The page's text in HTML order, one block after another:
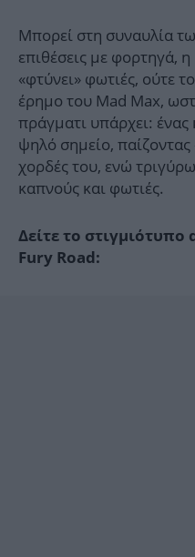
Μπορεί στη συναυλία
επιθέσεις με φορτηγά,
«φτύνει» φωτιές, ούτε
έρημο του Mad Max,
πράγματι υπάρχει: ένας
ψηλό σημείο, παίζοντας
χορδές του, ενώ
καπνούς και φωτιές.
Δείτε το στιγμιότυπο
Fury Road: